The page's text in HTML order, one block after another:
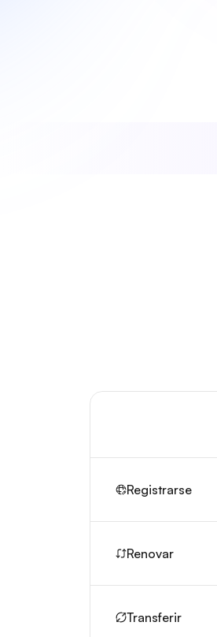
Registrarse
Renovar
Transferir